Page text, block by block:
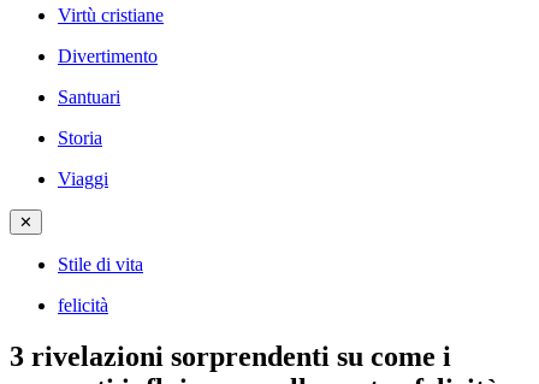
Virtù cristiane
Divertimento
Santuari
Storia
Viaggi
✕
Stile di vita
felicità
3 rivelazioni sorprendenti su come i